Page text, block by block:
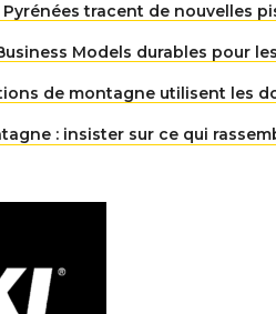
Pyrénées tracent de nouvelles
Models durables pour
de montagne utilisent les
: insister sur ce qui